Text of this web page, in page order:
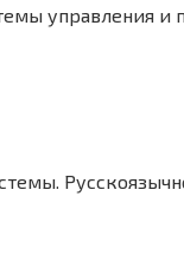
управления